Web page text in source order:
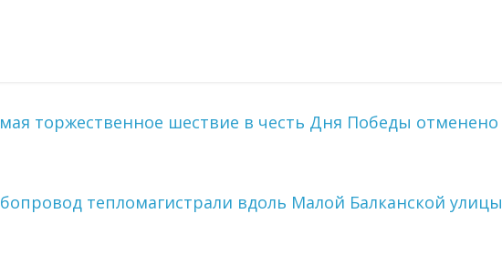
торжественное шествие в честь Дня Победы отменено
тепломагистрали вдоль Малой Балканской улицы